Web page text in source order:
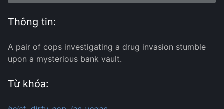
Thông tin:
A pair of cops investigating a drug invasion stumble
upon a mysterious bank vault.
Từ khóa: